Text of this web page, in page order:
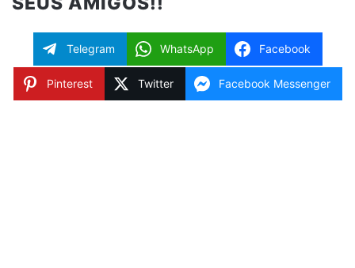
Telegram WhatsApp Facebook
Pinterest Twitter Facebook Messenger